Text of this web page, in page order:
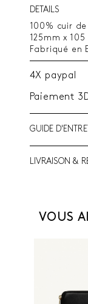
DETAILS
100% cuir
125mm x 105
Fabriqué en
4X paypal
Paiement
GUIDE
LIVRAISON &
VOUS